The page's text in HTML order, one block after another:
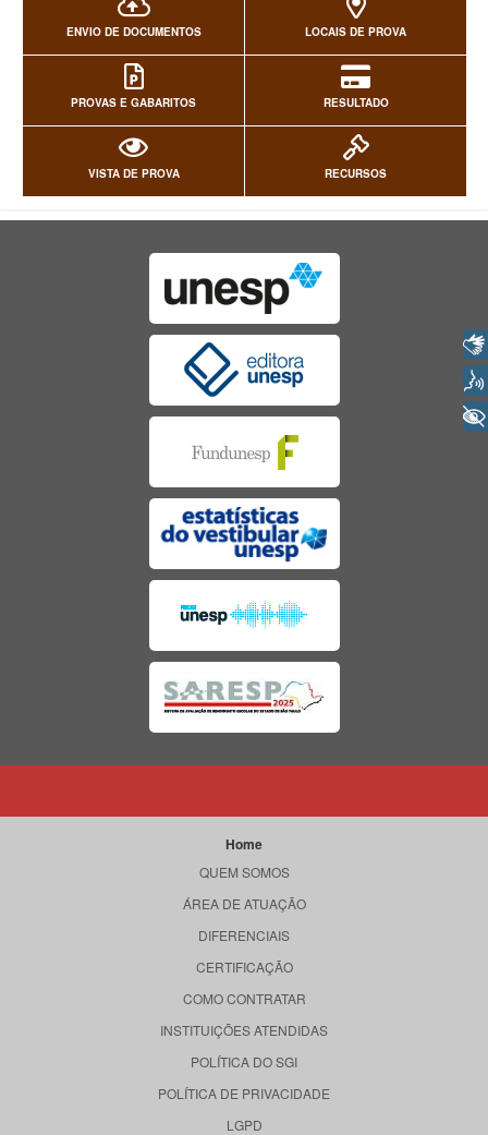
ENVIO DE DOCUMENTOS LOCAIS DE PROVA
PROVAS E GABARITOS RESULTADO
VISTA DE PROVA RECURSOS
Home
QUEM SOMOS
ÁREA DE ATUAÇÃO
DIFERENCIAIS
CERTIFICAÇÃO
COMO CONTRATAR
INSTITUIÇÕES ATENDIDAS
POLÍTICA DO SGI
POLÍTICA DE PRIVACIDADE
LGPD
+ Acessibilidade